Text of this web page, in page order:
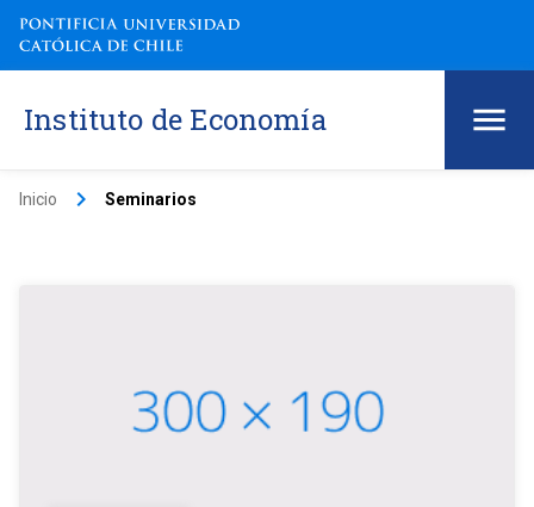
Instituto de Economía
Inicio keyboard_arrow_right Seminarios